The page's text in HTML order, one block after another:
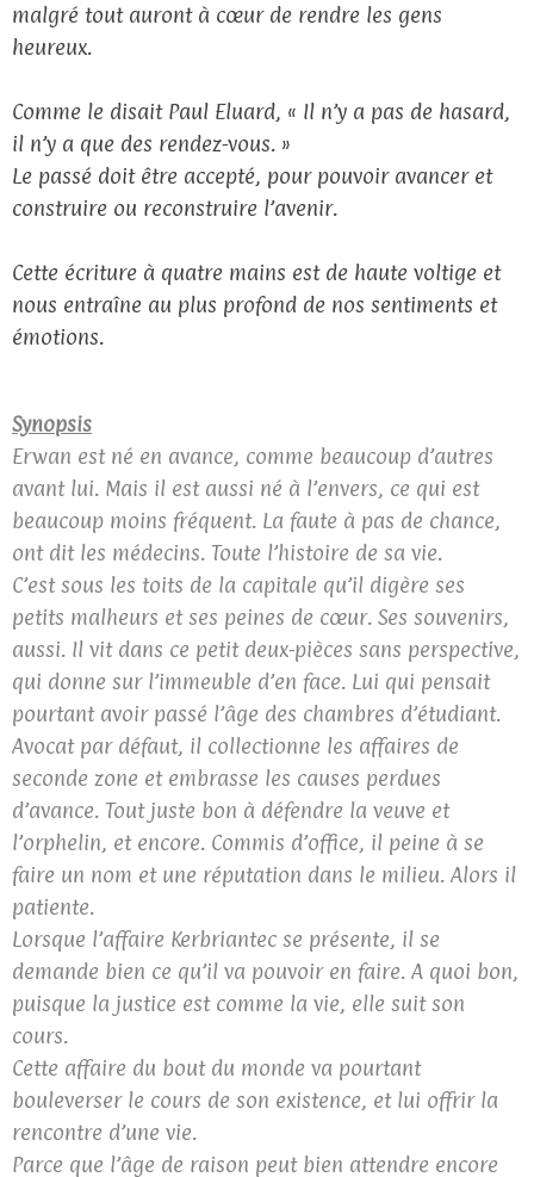
malgré tout auront à cœur de rendre les gens
heureux.
Comme le disait Paul Eluard, « Il n’y a pas de hasard,
il n’y a que des rendez-vous. »
Le passé doit être accepté, pour pouvoir avancer et
construire ou reconstruire l’avenir.
Cette écriture à quatre mains est de haute voltige et
nous entraîne au plus profond de nos sentiments et
émotions.
Synopsis
Erwan est né en avance, comme beaucoup d’autres
avant lui. Mais il est aussi né à l’envers, ce qui est
beaucoup moins fréquent. La faute à pas de chance,
ont dit les médecins. Toute l’histoire de sa vie.
C’est sous les toits de la capitale qu’il digère ses
petits malheurs et ses peines de cœur. Ses souvenirs,
aussi. Il vit dans ce petit deux-pièces sans perspective,
qui donne sur l’immeuble d’en face. Lui qui pensait
pourtant avoir passé l’âge des chambres d’étudiant.
Avocat par défaut, il collectionne les affaires de
seconde zone et embrasse les causes perdues
d’avance. Tout juste bon à défendre la veuve et
l’orphelin, et encore. Commis d’office, il peine à se
faire un nom et une réputation dans le milieu. Alors il
patiente.
Lorsque l’affaire Kerbriantec se présente, il se
demande bien ce qu’il va pouvoir en faire. A quoi bon,
puisque la justice est comme la vie, elle suit son
cours.
Cette affaire du bout du monde va pourtant
bouleverser le cours de son existence, et lui offrir la
rencontre d’une vie.
Parce que l’âge de raison peut bien attendre encore